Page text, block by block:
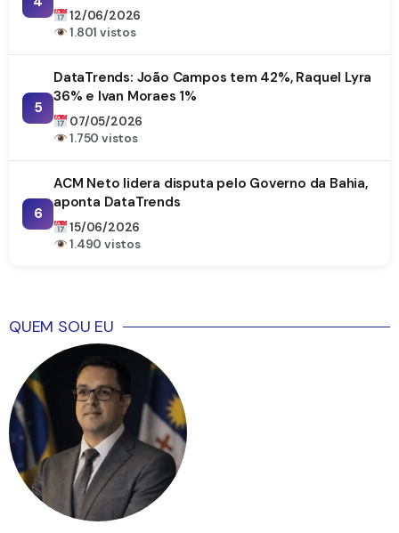
DataTrends
12/06/2026
1.801 vistos
5
DataTrends: João Campos tem 42%, Raquel Lyra
36% e Ivan Moraes 1%
07/05/2026
1.750 vistos
6
ACM Neto lidera disputa pelo Governo da Bahia,
aponta DataTrends
15/06/2026
1.490 vistos
QUEM SOU EU